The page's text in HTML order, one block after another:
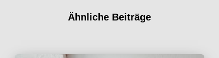
Ähnliche Beiträge